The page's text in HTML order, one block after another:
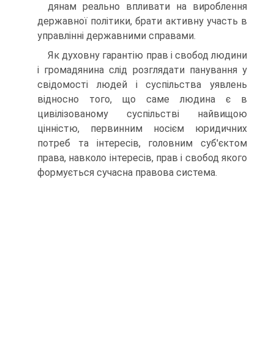
дянам реально впливати на вироблення
державної політики, брати активну участь в
управлінні державними справами.
Як духовну гарантію прав і свобод людини
і громадянина слід розглядати панування у
свідомості людей і суспільства уявлень
відносно того, що саме людина є в
цивілізованому суспільстві найвищою
цінністю, первинним носієм юридичних
потреб та інтересів, головним суб'єктом
права, навколо інтересів, прав і свобод якого
формується сучасна правова система.